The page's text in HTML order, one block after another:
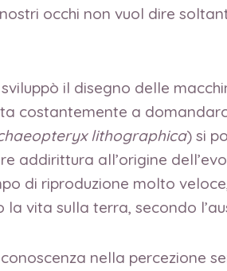
occhi non vuol dire
il disegno delle
costantemente a
lithographica) si
addirittura all’origine
di riproduzione molto
vita sulla terra, secondo
conoscenza nella percezione